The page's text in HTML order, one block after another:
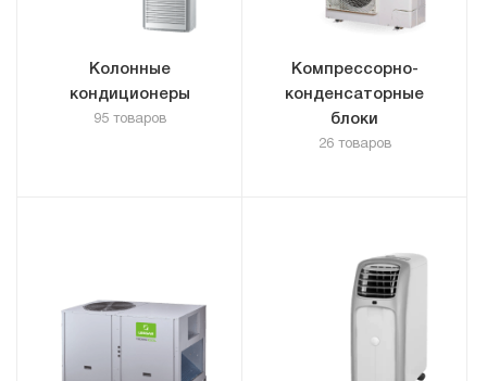
Колонные
кондиционеры
95 товаров
Компрессорно-
конденсаторные
блоки
26 товаров